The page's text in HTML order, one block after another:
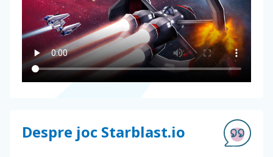
Despre joc Starblast.io